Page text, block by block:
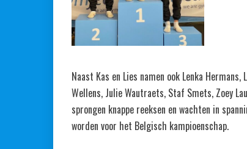
Naast Kas en Lies namen ook Lenka
Wellens, Julie Wautraets, Staf Smets, Zoey
sprongen knappe reeksen en wachten in
worden voor het Belgisch kampioenschap.